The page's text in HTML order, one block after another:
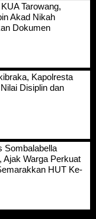
Tarowang,
Akad Nikah
Dokumen
Kapolresta
Disiplin dan
Sombalabella
Ajak Warga Perkuat
HUT Ke-